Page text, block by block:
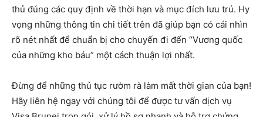
thủ đúng các quy định về thời hạn và mục đích lưu trú. Hy
vọng những thông tin chi tiết trên đã giúp bạn có cái nhìn
rõ nét nhất để chuẩn bị cho chuyến đi đến “Vương quốc
của những kho báu” một cách thuận lợi nhất.
Đừng để những thủ tục rườm rà làm mất thời gian của bạn!
Hãy liên hệ ngay với chúng tôi để được tư vấn dịch vụ